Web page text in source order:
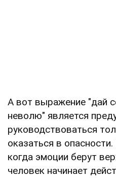
А вот выражение "дай
неволю" является
руководствоваться
оказаться в
когда эмоции берут
человек начинает